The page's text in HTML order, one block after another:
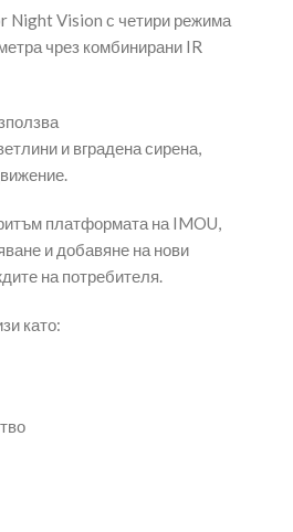
Night Vision с четири режима
чрез комбинирани IR
и вградена сирена,
платформата на IMOU,
и добавяне на нови
на потребителя.
като: